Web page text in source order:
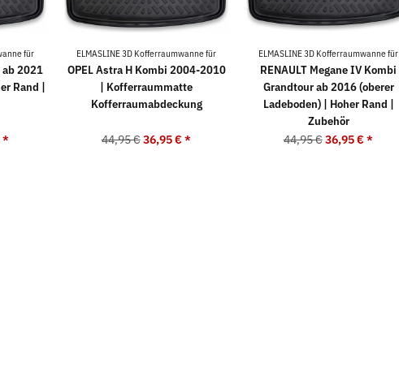
für
ab 2021
Rand |
*
ELMASLINE 3D Kofferraumwanne für
OPEL Astra H Kombi 2004-2010
| Kofferraummatte
Kofferraumabdeckung
44,95 € 36,95 €*
ELMASLINE 3D Kofferraumwanne für
RENAULT Megane IV Kombi
Grandtour ab 2016 (oberer
Ladeboden) | Hoher Rand |
Zubehör
44,95 € 36,95 €*